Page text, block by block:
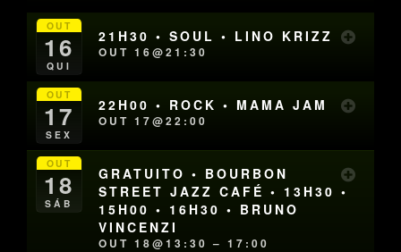
OUT
16
QUI
21H30 • SOUL • LINO KRIZZ
OUT 16@21:30
OUT
17
SEX
22H00 • ROCK • MAMA JAM
OUT 17@22:00
OUT
18
SÁB
GRATUITO • BOURBON
STREET JAZZ CAFÉ • 13H30 •
15H00 • 16H30 • BRUNO
VINCENZI
OUT 18@13:30 – 17:00